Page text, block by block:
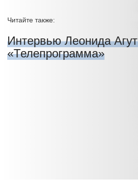
Читайте также:
Интервью Леонида
«Телепрограмма»